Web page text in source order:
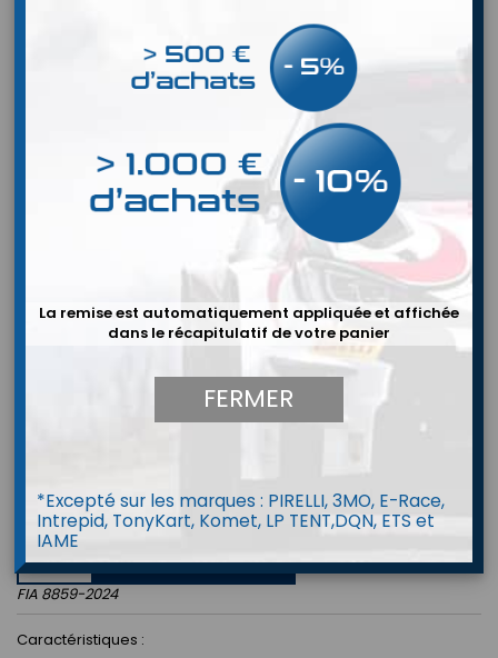
Casque BELL GT6 PRO
APPROVED
FIA 8859-2024
Caractéristiques :
La remise est automatiquement appliquée et affichée
dans le récapitulatif de votre panier
FERMER
*Excepté sur les marques : PIRELLI, 3MO, E-Race,
Intrepid, TonyKart, Komet, LP TENT,DQN, ETS et
IAME